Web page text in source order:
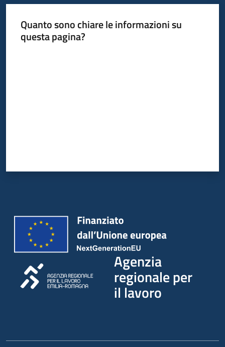
Quanto sono chiare le informazioni su
questa pagina?
Agenzia
regionale per
il lavoro